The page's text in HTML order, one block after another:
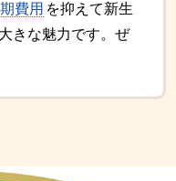
費用 を抑えて新生
きな魅力です。ぜ